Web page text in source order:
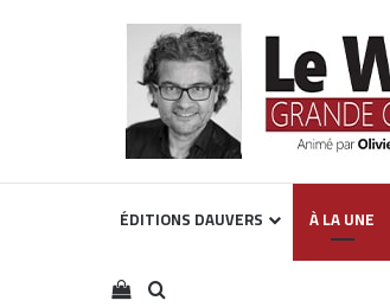
ÉDITIONS DAUVERS À LA UNE
Voir votre panier
Rechercher